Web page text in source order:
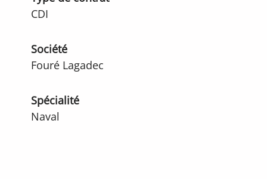
CDI
Société
Fouré Lagadec
Spécialité
Naval